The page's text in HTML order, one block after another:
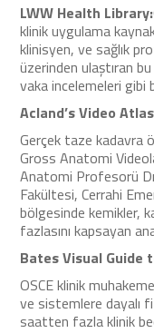
LWW Health Library:
klinik uygulama
klinisyen, ve sağlık
üzerinden ulaştıran
vaka incelemeleri gibi
Acland’s Video
Gerçek taze kadavra
Gross Anatomi
Anatomi Profesorü
Fakültesi, Cerrahi
bölgesinde kemikler,
fazlasını kapsayan
Bates Visual Guide
OSCE klinik
ve sistemlere dayalı
saatten fazla klinik